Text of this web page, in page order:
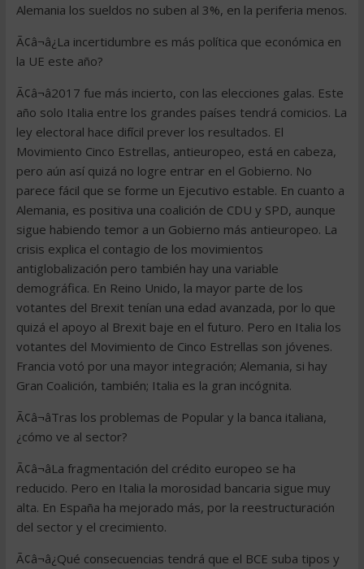
Alemania los sueldos no suben al 3%, en la periferia menos.
Ã¢â¬â¿La incertidumbre es más política que económica en
la UE este año?
Ã¢â¬â2017 fue más incierto, con las elecciones galas. Este
año solo Italia entre los grandes países tendrá comicios. La
ley electoral hace difícil prever los resultados. El
Movimiento Cinco Estrellas, antieuropeo, está en cabeza,
pero aún así quizá no logre entrar en el Gobierno. No
parece fácil que se forme un Ejecutivo estable. En cuanto a
Alemania, es positiva una coalición de CDU y SPD, aunque
sigue habiendo temor a un Gobierno más antieuropeo. La
crisis explica el contagio de los movimientos
antiglobalización pero también hay una variable
demográfica. En Reino Unido, la mayor parte de los
votantes del Brexit tenían una edad avanzada, por lo que
quizá el apoyo al Brexit baje en el futuro. Pero en Italia los
votantes del Movimiento de Cinco Estrellas son jóvenes.
Francia votó por una mayor integración; Alemania, si hay
Gran Coalición, también; Italia es la gran incógnita.
Ã¢â¬âTras los problemas de Popular y la banca italiana,
¿cómo ve al sector?
Ã¢â¬âLa fragmentación del crédito europeo se ha
reducido. Pero en Italia la morosidad bancaria sigue muy
alta. En España ha mejorado más, por la reestructuración
del sector y el crecimiento.
Ã¢â¬â¿Qué consecuencias tendrá que el BCE suba tipos y